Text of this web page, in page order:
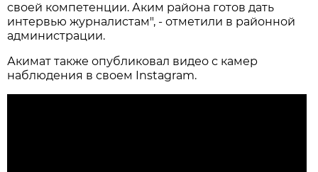
своей компетенции. Аким района готов дать
интервью журналистам", - отметили в районной
администрации.
Акимат также опубликовал видео с камер
наблюдения в своем Instagram.